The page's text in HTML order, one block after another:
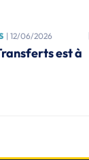
| 12/06/2026
est à